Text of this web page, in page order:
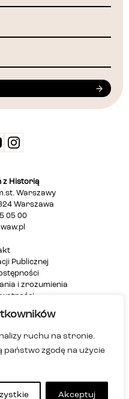
ruchu na stronie.
państwo zgodę na użycie
Akceptuj
z Historią
Warszawy
Warszawa
05 00
Publicznej
i zrozumienia